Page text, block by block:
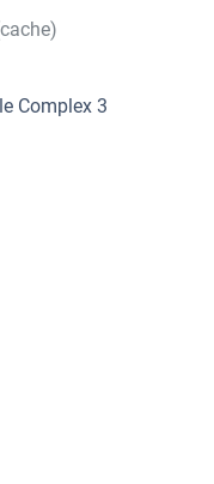
Complex 3